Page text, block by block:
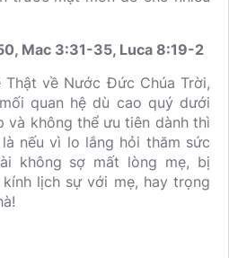
Mac 3:31-35, Luca 8:19-2
Thật về Nước Đức Chúa Trời,
quan hệ dù cao quý dưới
và không thể ưu tiên dành thì
nếu vì lo lắng hỏi thăm sức
không sợ mất lòng mẹ, bị
lịch sự với mẹ, hay trọng